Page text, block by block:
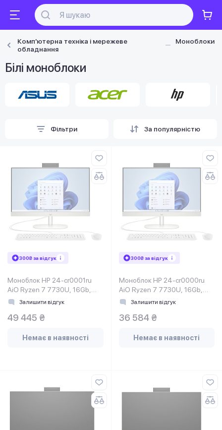
Комп'ютерна техніка і мережеве
обладнання
Моноблоки
Білі моноблоки
Фільтри За популярністю
300₴ за відгук
Моноблок HP 24-cr0001ru
AiO Ryzen 7 7730U, 16Gb,
SSD512Gb, WiFi, Cam, KBD,
Залишити відгук
49 445 ₴
Немає в наявності
300₴ за відгук
Моноблок HP 24-cr0000ru
AiO Ryzen 7 7730U, 16Gb,
SSD512Gb, WiFi, Cam, KBD,
Залишити відгук
36 584 ₴
Немає в наявності